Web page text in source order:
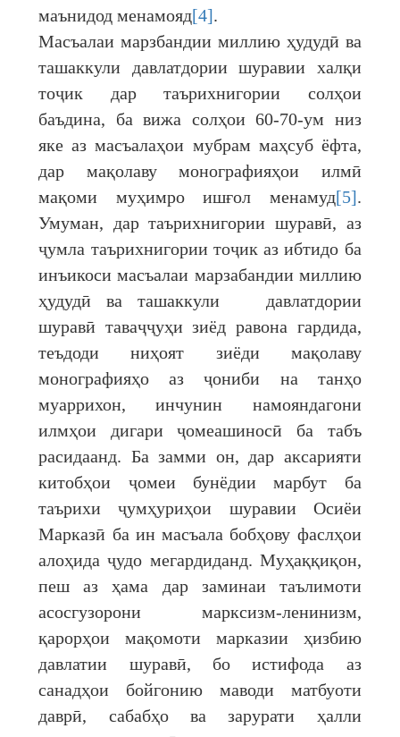
маънидод менамояд[4].
Масъалаи марзбандии миллию ҳудудӣ ва
ташаккули давлатдории шуравии халқи
тоҷик дар таърихнигории солҳои
баъдина, ба вижа солҳои 60-70-ум низ
яке аз масъалаҳои мубрам маҳсуб ёфта,
дар мақолаву монографияҳои илмӣ
мақоми муҳимро ишғол менамуд[5].
Умуман, дар таърихнигории шуравӣ, аз
ҷумла таърихнигории тоҷик аз ибтидо ба
инъикоси масъалаи марзабандии миллию
ҳудудӣ ва ташаккули давлатдории
шуравӣ таваҷҷуҳи зиёд равона гардида,
теъдоди ниҳоят зиёди мақолаву
монографияҳо аз ҷониби на танҳо
муаррихон, инчунин намояндагони
илмҳои дигари ҷомеашиносӣ ба табъ
расидаанд. Ба замми он, дар аксарияти
китобҳои ҷомеи бунёдии марбут ба
таърихи ҷумҳуриҳои шуравии Осиёи
Марказӣ ба ин масъала бобҳову фаслҳои
алоҳида ҷудо мегардиданд. Муҳаққиқон,
пеш аз ҳама дар заминаи таълимоти
асосгузорони марксизм-ленинизм,
қарорҳои мақомоти марказии ҳизбию
давлатии шуравӣ, бо истифода аз
санадҳои бойгонию маводи матбуоти
даврӣ, сабабҳо ва зарурати ҳалли